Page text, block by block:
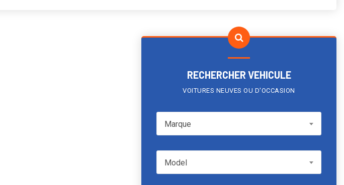
RECHERCHER VEHICULE
VOITURES NEUVES OU D'OCCASION
MarqueMarque
ModelModel